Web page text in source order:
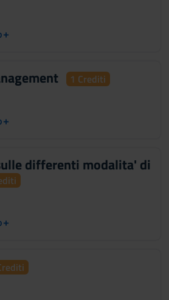
+
1 Crediti
+
differenti modalita' di
+